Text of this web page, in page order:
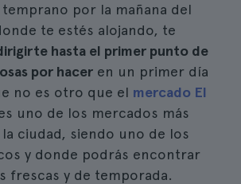
temprano por la mañana del
te estés alojando, te
hasta el primer punto de
por hacer en un primer día
no es otro que el mercado El
uno de los mercados más
ciudad, siendo uno de los
y donde podrás encontrar
frescas y de temporada.